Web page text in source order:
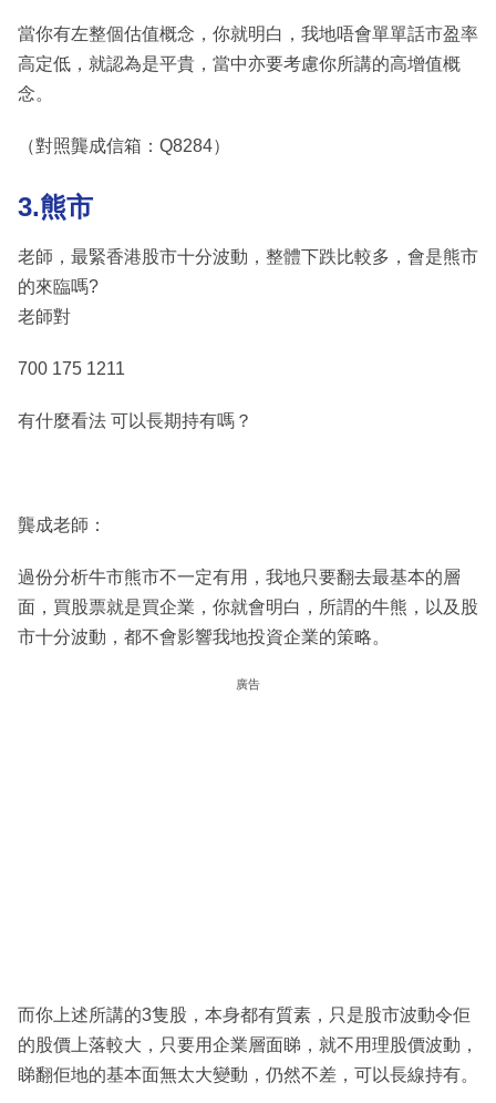
當你有左整個估值概念，你就明白，我地唔會單單話市盈率
高定低，就認為是平貴，當中亦要考慮你所講的高增值概
念。
（對照龔成信箱：Q8284）
3.熊市
老師，最緊香港股市十分波動，整體下跌比較多，會是熊市
的來臨嗎?
老師對
700 175 1211
有什麼看法 可以長期持有嗎？
龔成老師：
過份分析牛市熊市不一定有用，我地只要翻去最基本的層
面，買股票就是買企業，你就會明白，所謂的牛熊，以及股
市十分波動，都不會影響我地投資企業的策略。
廣告
而你上述所講的3隻股，本身都有質素，只是股市波動令佢
的股價上落較大，只要用企業層面睇，就不用理股價波動，
睇翻佢地的基本面無太大變動，仍然不差，可以長線持有。